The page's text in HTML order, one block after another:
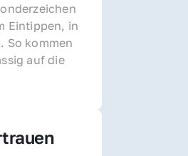
Eintippen, in
So kommen
auf die